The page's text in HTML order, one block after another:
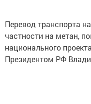
Перевод транспорта
частности на метан,
национального
Президентом РФ